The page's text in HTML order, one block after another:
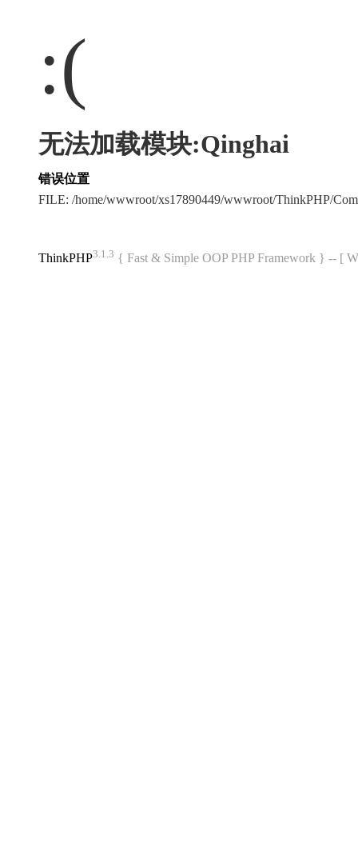
:(
无法加载模块:Qinghai
错误位置
FILE: /home/wwwroot/xs17890449/wwwroot/ThinkPHP/
ThinkPHP3.1.3 { Fast & Simple OOP PHP Framework } -- [